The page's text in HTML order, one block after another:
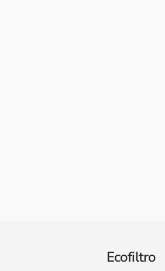
Ecofiltro